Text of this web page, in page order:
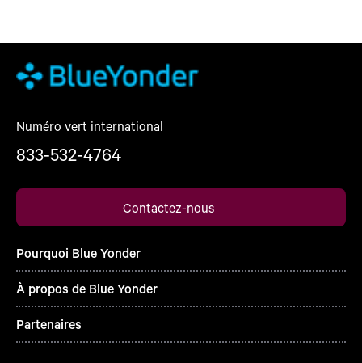
Numéro vert international
833-532-4764
Contactez-nous
Pourquoi Blue Yonder
À propos de Blue Yonder
Partenaires